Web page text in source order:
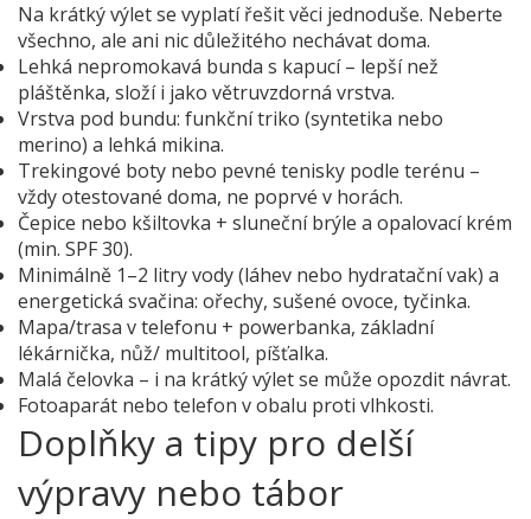
Na krátký výlet se vyplatí řešit věci jednoduše. Neberte
všechno, ale ani nic důležitého nechávat doma.
Lehká nepromokavá bunda s kapucí – lepší než
pláštěnka, složí i jako větruvzdorná vrstva.
Vrstva pod bundu: funkční triko (syntetika nebo
merino) a lehká mikina.
Trekingové boty nebo pevné tenisky podle terénu –
vždy otestované doma, ne poprvé v horách.
Čepice nebo kšiltovka + sluneční brýle a opalovací krém
(min. SPF 30).
Minimálně 1–2 litry vody (láhev nebo hydratační vak) a
energetická svačina: ořechy, sušené ovoce, tyčinka.
Mapa/trasa v telefonu + powerbanka, základní
lékárnička, nůž/ multitool, píšťalka.
Malá čelovka – i na krátký výlet se může opozdit návrat.
Fotoaparát nebo telefon v obalu proti vlhkosti.
Doplňky a tipy pro delší
výpravy nebo tábor